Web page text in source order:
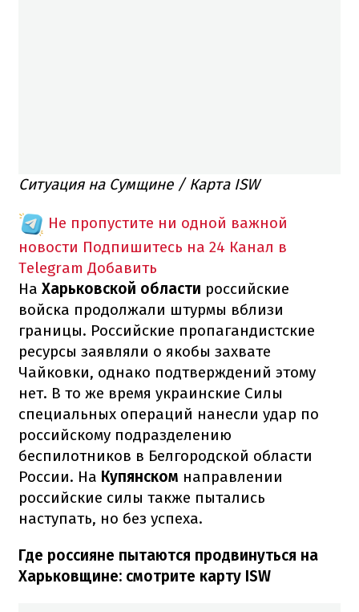
Ситуация на Сумщине / Карта ISW
Не пропустите ни одной важной
новости Подпишитесь на 24 Канал в
Telegram Добавить
На Харьковской области российские
войска продолжали штурмы вблизи
границы. Российские пропагандистские
ресурсы заявляли о якобы захвате
Чайковки, однако подтверждений этому
нет. В то же время украинские Силы
специальных операций нанесли удар по
российскому подразделению
беспилотников в Белгородской области
России. На Купянском направлении
российские силы также пытались
наступать, но без успеха.
Где россияне пытаются продвинуться на
Харьковщине: смотрите карту ISW